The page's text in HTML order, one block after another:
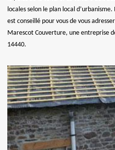
locales selon le plan local
est conseillé pour vous de vous
Marescot Couverture, une entreprise
14440.